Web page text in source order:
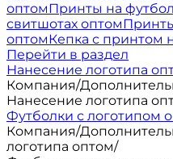
оптомПринты на
свитшотах оптом
оптомКепка с принтом
Перейти в раздел
Нанесение логотипа
Компания/
Нанесение логотипа
Футболки с логотипом
Компания/
логотипа оптом/